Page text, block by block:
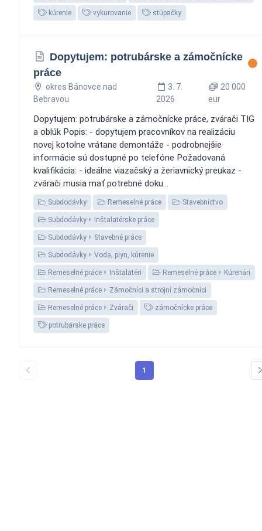
kúrenie vykurovanie stúpačky
Dopytujem: potrubárske a zámočnícke
práce
okres Bánovce nad
Bebravou
3. 7.
2026
20 000
eur
Dopytujem: potrubárske a zámočnícke práce, zvárači TIG
a oblúk Popis: - dopytujem pracovníkov na realizáciu
novej kotolne vrátane demontáže - podrobnejšie
informácie sú dostupné po telefóne Požadovaná
kvalifikácia: - ideálne viazačský a žeriavnický preukaz -
zvárači musia mať potrebné doku...
Subdodávky Remeselné práce Stavebníctvo
Subdodávky Inštalatérske práce
Subdodávky Stavebné práce
Subdodávky Voda, plyn, kúrenie
Remeselné práce Inštalatéri Remeselné práce Kúrenári
Remeselné práce Zámočníci a strojní zámočníci
Remeselné práce Zvárači zámočnícke práce
potrubárske práce
1